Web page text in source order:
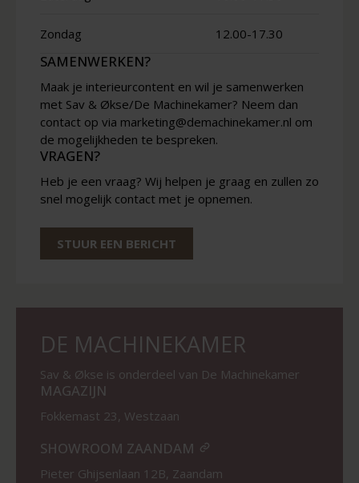
DE MACHINEKAMER
Sav & Økse is onderdeel van De Machinekamer
MAGAZIJN
Fokkemast 23, Westzaan
SHOWROOM ZAANDAM
Pieter Ghijsenlaan 12B, Zaandam
Zondag 12.00-17.30
SAMENWERKEN?
Maak je interieurcontent en wil je samenwerken
met Sav & Økse/De Machinekamer? Neem dan
contact op via marketing@demachinekamer.nl om
de mogelijkheden te bespreken.
VRAGEN?
Heb je een vraag? Wij helpen je graag en zullen zo
snel mogelijk contact met je opnemen.
STUUR EEN BERICHT